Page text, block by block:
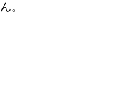
ん。